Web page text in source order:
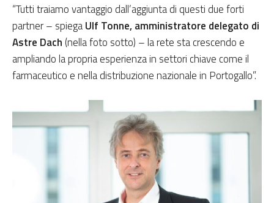
“Tutti traiamo vantaggio dall’aggiunta di questi due forti
partner – spiegaUlf Tonne, amministratore delegato di
Astre Dach (nella foto sotto) – la rete sta crescendo e
ampliando la propria esperienza in settori chiave come il
farmaceutico e nella distribuzione nazionale in Portogallo”.